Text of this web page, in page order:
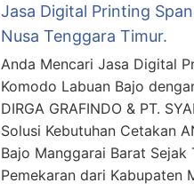
Jasa Digital Printing
Nusa Tenggara Timur.
Anda Mencari Jasa Digital
Komodo Labuan Bajo
DIRGA GRAFINDO & PT.
Solusi Kebutuhan Cetakan
Bajo Manggarai Barat
Pemekaran dari Kabupaten